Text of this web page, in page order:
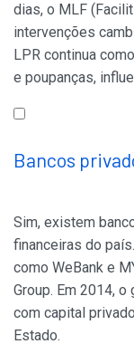
dias, o MLF
intervenções
LPR continua
e poupanças,
Bancos
Sim, existem
financeiras do
como WeBank e
Group. Em 2014,
com capital
Estado.